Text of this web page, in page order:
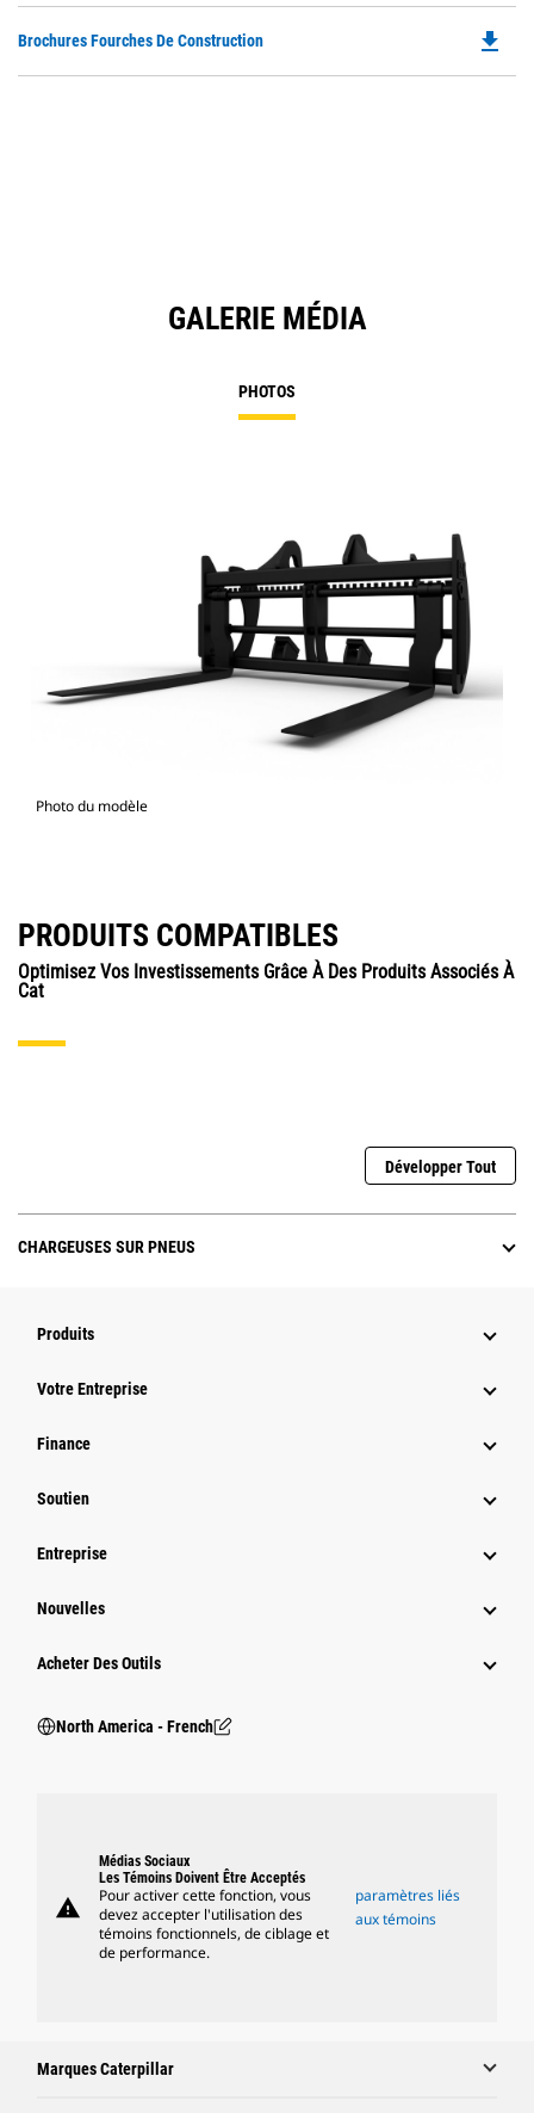
Brochures Fourches De Construction file_download
GALERIE MÉDIA
PHOTOS
Photo du modèle
PRODUITS COMPATIBLES
Optimisez Vos Investissements Grâce À Des Produits Associés À
Cat
Développer Tout
CHARGEUSES SUR PNEUS
Produits
Votre Entreprise
Finance
Soutien
Entreprise
Nouvelles
Acheter Des Outils
North America - French
warning
Médias Sociaux
Les Témoins Doivent Être Acceptés
Pour activer cette fonction, vous
devez accepter l'utilisation des
témoins fonctionnels, de ciblage et
de performance.
paramètres liés
aux témoins
Marques Caterpillar